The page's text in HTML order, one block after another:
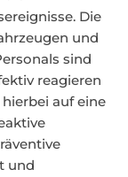
Die
und
sind
reagieren
auf eine
und